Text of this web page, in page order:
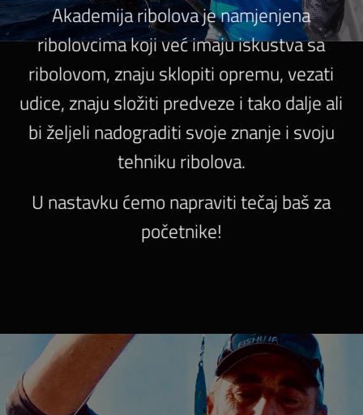
Akademija ribolova je namjenjena
ribolovcima koji već imaju iskustva sa
ribolovom, znaju sklopiti opremu, vezati
udice, znaju složiti predveze i tako dalje ali
bi željeli nadograditi svoje znanje i svoju
tehniku ribolova.
U nastavku ćemo napraviti tečaj baš za
početnike!